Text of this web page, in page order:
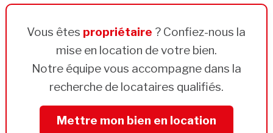
Vous êtes propriétaire ? Confiez-nous la
mise en location de votre bien.
Notre équipe vous accompagne dans la
recherche de locataires qualifiés.
Mettre mon bien en location